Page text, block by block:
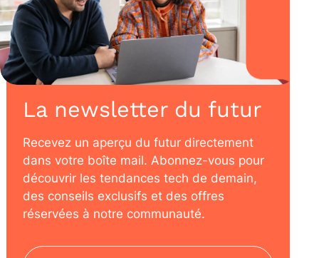
La newsletter du futur
Recevez un aperçu du futur directement
dans votre boîte mail. Abonnez-vous pour
découvrir les tendances tech de demain,
des conseils exclusifs et des offres
réservées à notre communauté.